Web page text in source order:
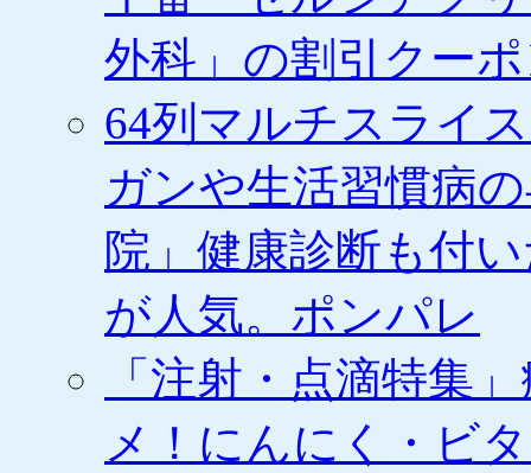
外科」の割引クー
64列マルチスライ
ガンや生活習慣病
院」健康診断も付
が人気。ポンパレ
「注射・点滴特集
メ！にんにく・ビ